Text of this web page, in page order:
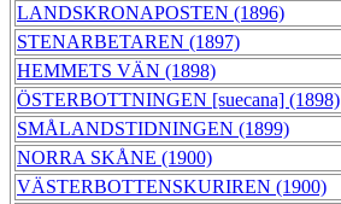
LANDSKRONAPOSTEN (1896)
STENARBETAREN (1897)
HEMMETS VÄN (1898)
ÖSTERBOTTNINGEN [suecana] (1898)
SMÅLANDSTIDNINGEN (1899)
NORRA SKÅNE (1900)
VÄSTERBOTTENSKURIREN (1900)